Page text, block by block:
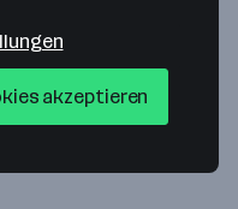
akzeptieren